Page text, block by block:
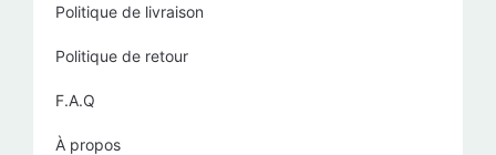
Politique de livraison
Politique de retour
F.A.Q
À propos